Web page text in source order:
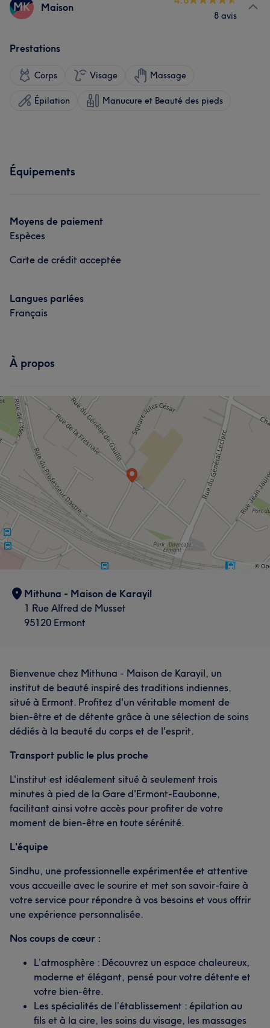
MK Maison
8 avis
Prestations
Corps Visage Massage
Épilation Manucure et Beauté des pieds
Équipements
Moyens de paiement
Espèces
Carte de crédit acceptée
Langues parlées
Français
À propos
Mithuna - Maison de Karayil
1 Rue Alfred de Musset
95120 Ermont
Bienvenue chez Mithuna - Maison de Karayil, un
institut de beauté inspiré des traditions indiennes,
situé à Ermont. Profitez d'un véritable moment de
bien-être et de détente grâce à une sélection de soins
dédiés à la beauté du corps et de l'esprit.
Transport public le plus proche
L'institut est idéalement situé à seulement trois
minutes à pied de la Gare d'Ermont-Eaubonne,
facilitant ainsi votre accès pour profiter de votre
moment de bien-être en toute sérénité.
L'équipe
Sindhu, une professionnelle expérimentée et attentive
vous accueille avec le sourire et met son savoir-faire à
votre service pour répondre à vos besoins et vous offrir
une expérience personnalisée.
Nos coups de cœur :
L’atmosphère : Découvrez un espace chaleureux,
moderne et élégant, pensé pour votre détente et
votre bien-être.
Les spécialités de l’établissement : épilation au
fils et à la cire, les soins du visage, les massages